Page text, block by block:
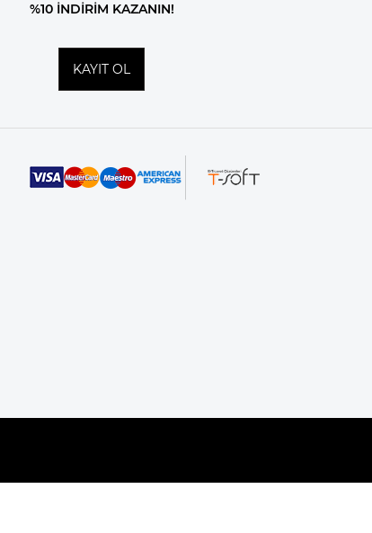
%10 İNDİRİM KAZANIN!
KAYIT OL